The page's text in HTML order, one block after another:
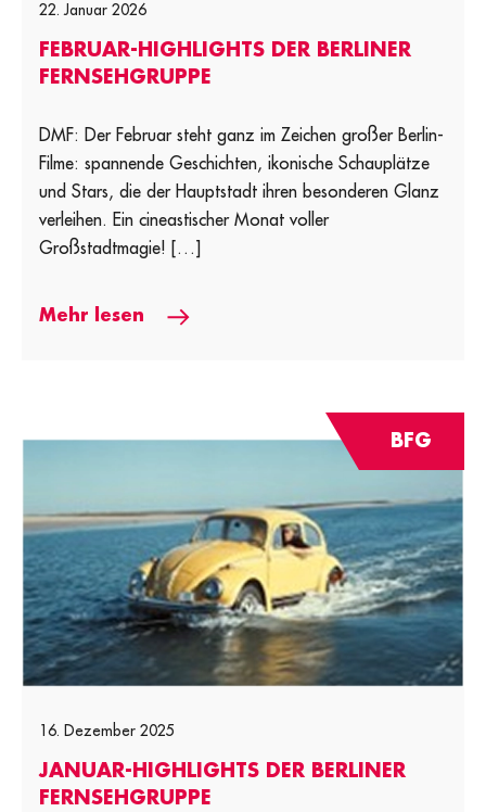
22. Januar 2026
FEBRUAR-HIGHLIGHTS DER BERLINER
FERNSEHGRUPPE
DMF: Der Februar steht ganz im Zeichen großer Berlin-
Filme: spannende Geschichten, ikonische Schauplätze
und Stars, die der Hauptstadt ihren besonderen Glanz
verleihen. Ein cineastischer Monat voller
Großstadtmagie! […]
Mehr lesen
BFG
16. Dezember 2025
JANUAR-HIGHLIGHTS DER BERLINER
FERNSEHGRUPPE